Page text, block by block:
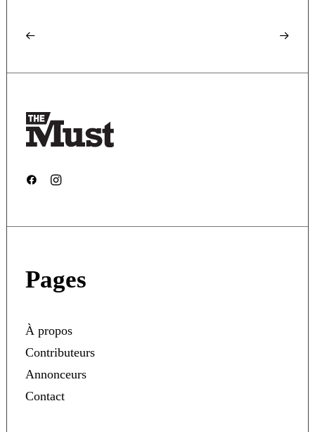
Pages
À propos
Contributeurs
Annonceurs
Contact